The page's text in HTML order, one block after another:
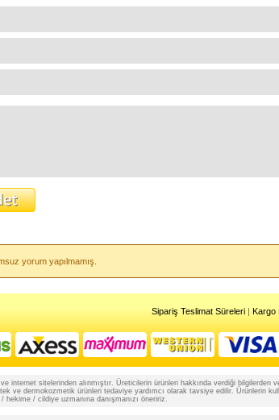
yorum yapılmamış.
Sipariş Teslimat Süreleri | Kargo
internet sitelerinden alınmıştır. Üreticilerin ürünleri hakkında verdiği bilgilerden
dermokozmetik ürünleri tedaviye yardımcı olarak tavsiye edilir. Ürünlerin
/ hekime / cildiye uzmanına danışmanızı öneririz.